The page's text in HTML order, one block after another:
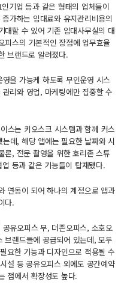
기업 등과 같은 형태의 업체들이
가하는 임대료와 유지관리비용의
대할 수 있어 기존 임대사무실의 대
피스의 기본적인 장점에 업무효율
브랜드로 알려졌다.
을 가능케 하도록 무인운영 시스
리와 영업, 마케팅에만 집중할 수
스는 키오스크 시스템과 함께 커스
데, 해당 앱에는 필요한 날짜와 시
론, 전문 촬영을 위한 호리존 스튜
등과 같은 기능들이 탑재됐다.
연동이 되어 하나의 계정으로 앱과
다.
유오피스 무, 더존오피스, 소호오
브랜드들에 공급되어 있는데, 모두
요한 기능과 디자인으로 적용될 수
설 등 공유오피스 외에도 공간예약
점에서 확장성도 높다.